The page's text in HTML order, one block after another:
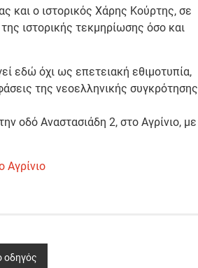
και ο ιστορικός Χάρης Κούρτης, σε
ιστορικής τεκμηρίωσης όσο και
εδώ όχι ως επετειακή εθιμοτυπία,
της νεοελληνικής συγκρότησης
οδό Αναστασιάδη 2, στο Αγρίνιο, με
Αγρίνιο
οδηγός